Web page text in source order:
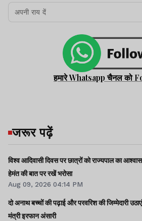
हमारे Whatsapp चैनल को
जरूर पढ़ें
विश्व आदिवासी दिवस पर छात्रों को राज्यपाल का
हेमंत की बात पर रखें भरोसा
Aug 09, 2026 04:14 PM
दो अनाथ बच्चों की पढ़ाई और परवरिश की जिम्मेदारी
मंत्री इरफान अंसारी